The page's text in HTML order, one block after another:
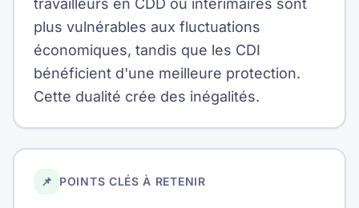
travailleurs en CDD ou intérimaires sont
plus vulnérables aux fluctuations
économiques, tandis que les CDI
bénéficient d'une meilleure protection.
Cette dualité crée des inégalités.
📌 POINTS CLÉS À RETENIR